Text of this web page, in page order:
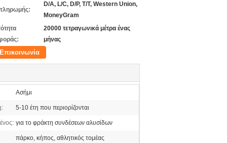
D/A, L/C, D/P, T/T, Western Union,
MoneyGram
20000 τετραγωνικά μέτρα ένας
μήνας
Επικοινωνία
Ασήμι
5-10 έτη που περιορίζονται
για το φράκτη συνδέσεων αλυσίδων
πάρκο, κήπος, αθλητικός τομέας